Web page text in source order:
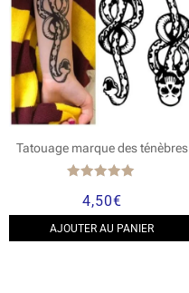
Tatouage marque des ténèbres
5.00
sur 5
4,50€
AJOUTER AU PANIER